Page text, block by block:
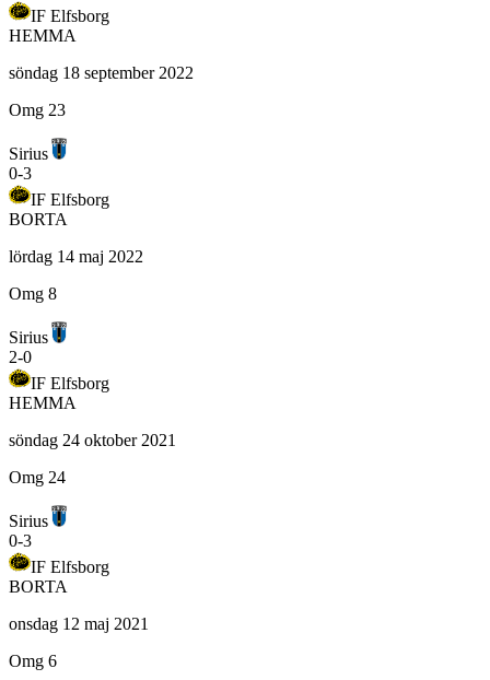
IF Elfsborg
HEMMA
söndag 18 september 2022
Omg 23
Sirius
0-3
IF Elfsborg
BORTA
lördag 14 maj 2022
Omg 8
Sirius
2-0
IF Elfsborg
HEMMA
söndag 24 oktober 2021
Omg 24
Sirius
0-3
IF Elfsborg
BORTA
onsdag 12 maj 2021
Omg 6